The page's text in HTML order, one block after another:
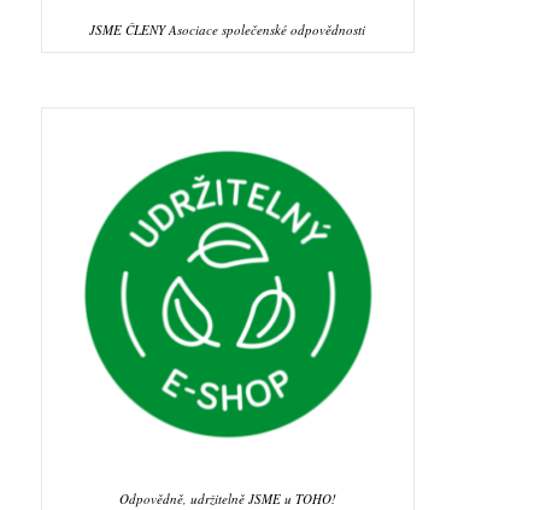
JSME ČLENY Asociace společenské odpovědnosti
Odpovědně, udržitelně JSME u TOHO!